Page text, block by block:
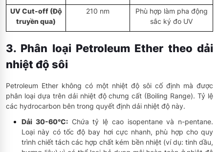
UV Cut-off (Độ
truyền qua)
210 nm
Phù hợp làm pha động
sắc ký đo UV
3. Phân loại Petroleum Ether theo dải
nhiệt độ sôi
Petroleum Ether không có một nhiệt độ sôi cố định mà được
phân loại dựa trên dải nhiệt độ chưng cất (Boiling Range). Tỷ lệ
các hydrocarbon bên trong quyết định dải nhiệt độ này.
Dải 30-60°C:Chứa tỷ lệ cao isopentane và n-pentane.
Loại này có tốc độ bay hơi cực nhanh, phù hợp cho quy
trình chiết tách các hợp chất kém bền nhiệt (ví dụ: tinh dầu,